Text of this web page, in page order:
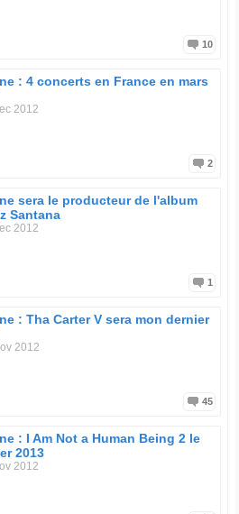
10
: 4 concerts en France en mars
2012
2
sera le producteur de l'album
Santana
2012
1
: Tha Carter V sera mon dernier
2012
45
: I Am Not a Human Being 2 le
2013
2012